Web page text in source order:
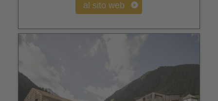
al sito web